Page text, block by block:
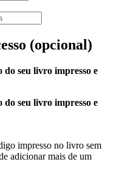
(opcional)
do seu livro impresso e
do seu livro impresso e
impresso no livro sem
adicionar mais de um